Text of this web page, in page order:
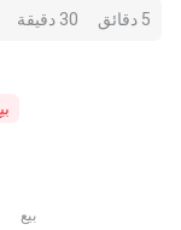
5 دقائق 30 دقيقة
بيع